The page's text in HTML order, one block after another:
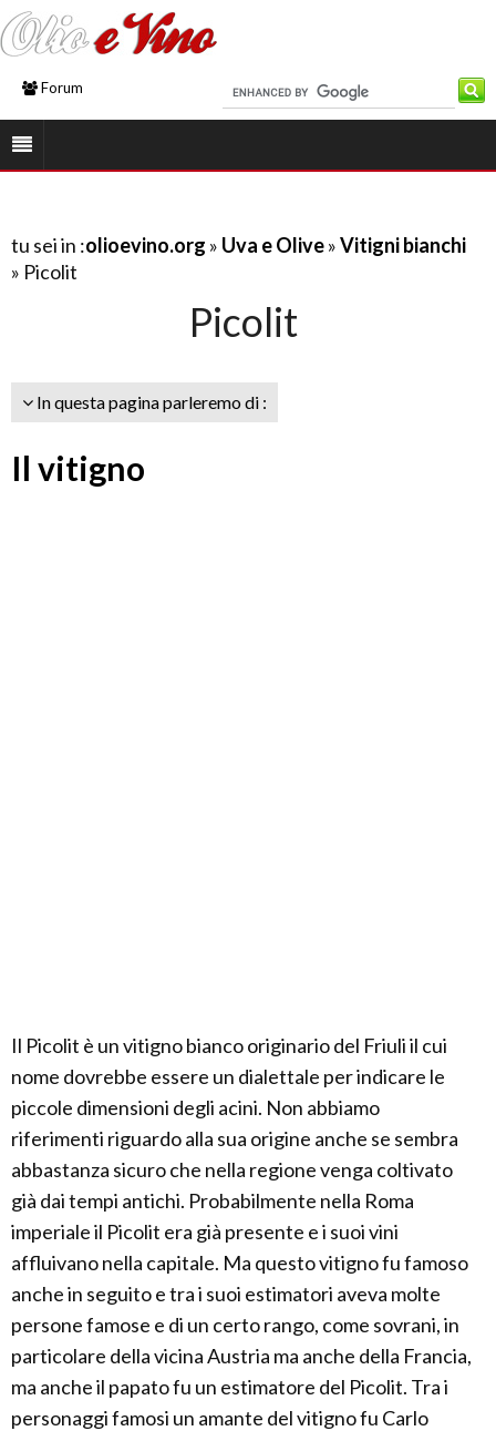
Forum
tu sei in :olioevino.org » Uva e Olive»Vitigni bianchi
» Picolit
Picolit
In questa pagina parleremo di :
Il vitigno
Il Picolit è un vitigno bianco originario del Friuli il cui
nome dovrebbe essere un dialettale per indicare le
piccole dimensioni degli acini. Non abbiamo
riferimenti riguardo alla sua origine anche se sembra
abbastanza sicuro che nella regione venga coltivato
già dai tempi antichi. Probabilmente nella Roma
imperiale il Picolit era già presente e i suoi vini
affluivano nella capitale. Ma questo vitigno fu famoso
anche in seguito e tra i suoi estimatori aveva molte
persone famose e di un certo rango, come sovrani, in
particolare della vicina Austria ma anche della Francia,
ma anche il papato fu un estimatore del Picolit. Tra i
personaggi famosi un amante del vitigno fu Carlo